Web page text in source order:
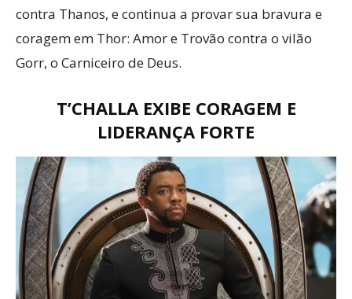
contra Thanos, e continua a provar sua bravura e
coragem em Thor: Amor e Trovão contra o vilão
Gorr, o Carniceiro de Deus.
T’CHALLA EXIBE CORAGEM E
LIDERANÇA FORTE